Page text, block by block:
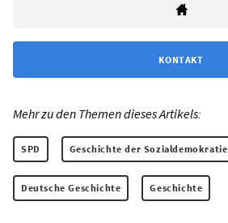
KONTAKT
Mehr zu den Themen dieses Artikels:
SPD Geschichte der Sozialdemokratie
Deutsche Geschichte Geschichte